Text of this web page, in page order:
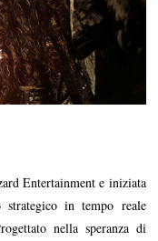
Entertainment e iniziata
in tempo reale
nella speranza di